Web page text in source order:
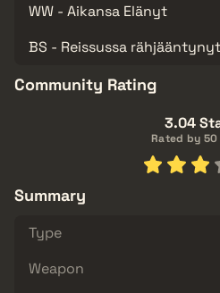
WW - Aikansa Elänyt
BS - Reissussa rähjääntynyt
Community Rating
3.04
Rated by 50
Summary
Type
Weapon